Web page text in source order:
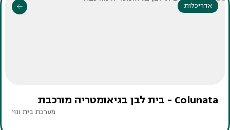
אדריכלות
Colunata - בית לבן בגיאומטריה מורכבת
מערכת בית ונוי